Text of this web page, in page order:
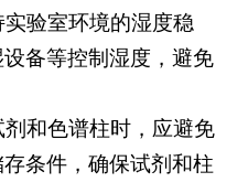
验室环境的湿度稳
备等控制湿度，避免
和色谱柱时，应避免
条件，确保试剂和柱